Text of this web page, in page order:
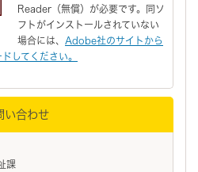
Reader（無償）が必要です。同ソ
フトがインストールされていない
場合には、 Adobe社のサイトから
してください。
い合わせ
課